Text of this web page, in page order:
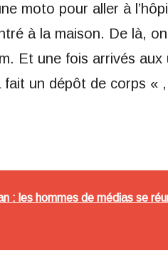
moto pour aller à
à la maison. De là,
Et une fois arrivés
fait un dépôt de corps «
: les hommes de médias se